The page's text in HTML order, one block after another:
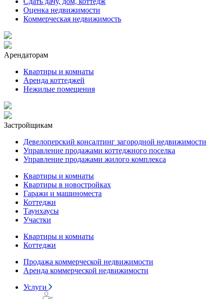
Оценка недвижимости
Коммерческая недвижимость
Арендаторам
Квартиры и комнаты
Аренда коттеджей
Нежилые помещения
Застройщикам
Девелоперский консалтинг загородной недвижимости
Управление продажами коттеджного поселка
Управление продажами жилого комплекса
Квартиры и комнаты
Квартиры в новостройках
Гаражи и машиноместа
Коттеджи
Таунхаусы
Участки
Квартиры и комнаты
Коттеджи
Продажа коммерческой недвижимости
Аренда коммерческой недвижимости
Услуги